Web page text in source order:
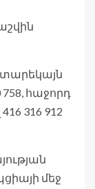
տարեկայն
758, հաջորդ
316 912
մեջ